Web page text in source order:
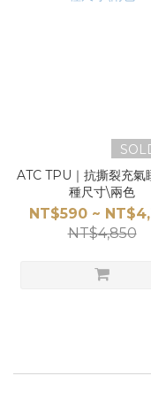
ATC TPU｜抗撕裂充氣
種尺寸\兩色
NT$590 ~
NT$4,850